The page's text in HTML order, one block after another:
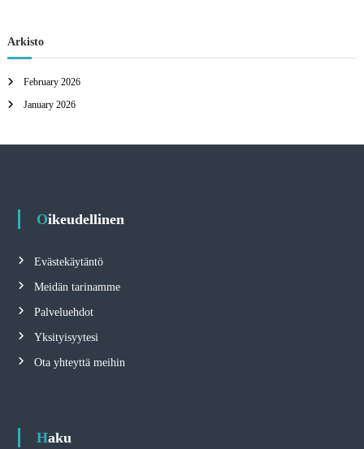
Arkisto
February 2026
January 2026
Oikeudellinen
Evästekäytäntö
Meidän tarinamme
Palveluehdot
Yksityisyytesi
Ota yhteyttä meihin
Haku